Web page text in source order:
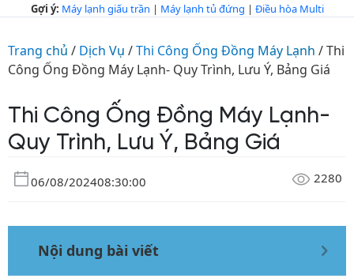
Gợi ý: Máy lạnh giấu trần | Máy lạnh tủ đứng | Điều hòa Multi
Trang chủ / Dịch Vụ /Thi Công Ống Đồng Máy Lạnh /Thi
Công Ống Đồng Máy Lạnh- Quy Trình, Lưu Ý, Bảng Giá
Thi Công Ống Đồng Máy Lạnh-
Quy Trình, Lưu Ý, Bảng Giá
08:30:00
06/08/2024 2280
Nội dung bài viết